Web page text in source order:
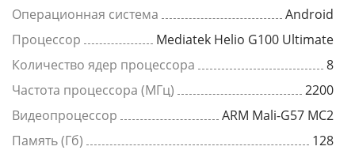
Операционная система
Android
Процессор
Mediatek Helio G100 Ultimate
Количество ядер процессора
8
Частота процессора (МГц)
2200
Видеопроцессор
ARM Mali-G57 MC2
Память (Гб)
128